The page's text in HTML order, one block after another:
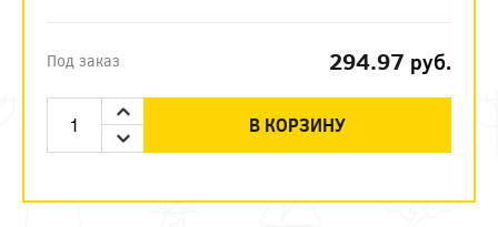
Под заказ 294.97 руб.
В КОРЗИНУ